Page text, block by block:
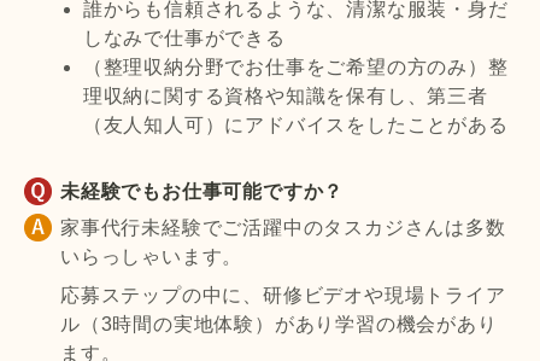
誰からも信頼されるような、清潔な服装・身だ
しなみで仕事ができる
（整理収納分野でお仕事をご希望の方のみ）整
理収納に関する資格や知識を保有し、第三者
（友人知人可）にアドバイスをしたことがある
未経験でもお仕事可能ですか？
家事代行未経験でご活躍中のタスカジさんは多数
いらっしゃいます。
応募ステップの中に、研修ビデオや現場トライア
ル（3時間の実地体験）があり学習の機会があり
ます。